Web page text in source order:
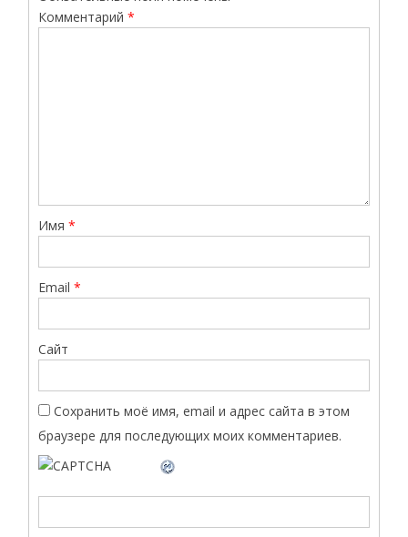
Комментарий*
Имя*
Email*
Сайт
Сохранить моё имя, email и адрес сайта в этом
браузере для последующих моих комментариев.